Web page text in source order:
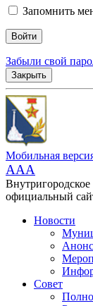
Запомнить
Забыли свой
Закрыть
Мобильная
AAA
официальный
Новости
Совет